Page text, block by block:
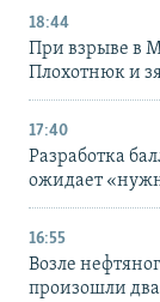
18:44
При взрыве в
Плохотнюк и
17:40
Разработка
ожидает
16:55
Возле
произошли